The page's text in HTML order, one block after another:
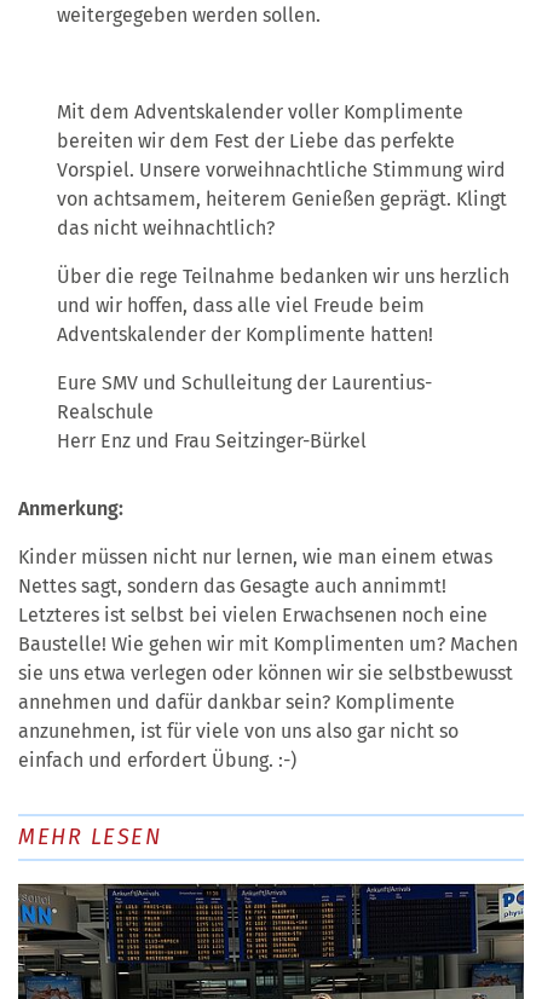
weitergegeben werden sollen.
Mit dem Adventskalender voller Komplimente
bereiten wir dem Fest der Liebe das perfekte
Vorspiel. Unsere vorweihnachtliche Stimmung wird
von achtsamem, heiterem Genießen geprägt. Klingt
das nicht weihnachtlich?
Über die rege Teilnahme bedanken wir uns herzlich
und wir hoffen, dass alle viel Freude beim
Adventskalender der Komplimente hatten!
Eure SMV und Schulleitung der Laurentius-
Realschule
Herr Enz und Frau Seitzinger-Bürkel
Anmerkung:
Kinder müssen nicht nur lernen, wie man einem etwas
Nettes sagt, sondern das Gesagte auch annimmt!
Letzteres ist selbst bei vielen Erwachsenen noch eine
Baustelle! Wie gehen wir mit Komplimenten um? Machen
sie uns etwa verlegen oder können wir sie selbstbewusst
annehmen und dafür dankbar sein? Komplimente
anzunehmen, ist für viele von uns also gar nicht so
einfach und erfordert Übung. :-)
MEHR LESEN